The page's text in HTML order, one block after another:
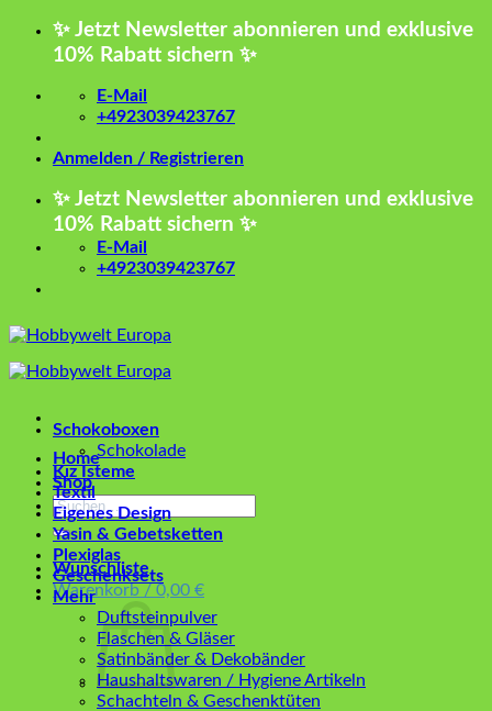
Zum
✨ Jetzt Newsletter abonnieren und exklusive
10% Rabatt sichern ✨
E-Mail
+4923039423767
Anmelden / Registrieren
✨ Jetzt Newsletter abonnieren und exklusive
10% Rabatt sichern ✨
E-Mail
+4923039423767
Home
Shop
Suchen
nach:
Wunschliste
Warenkorb / 0,00 €
Schokoboxen
Schokolade
Kız İsteme
Textil
Eigenes Design
Yasin & Gebetsketten
Plexiglas
Geschenksets
Mehr
Duftsteinpulver
Flaschen & Gläser
Satinbänder & Dekobänder
Haushaltswaren / Hygiene Artikeln
Schachteln & Geschenktüten